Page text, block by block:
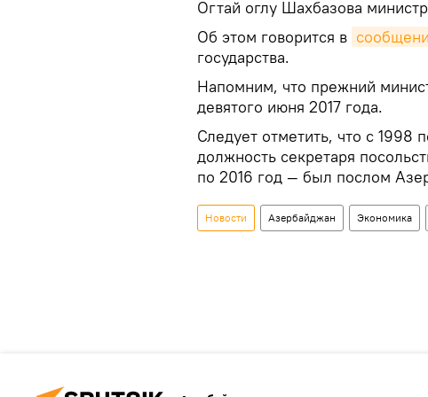
Огтай оглу Шахбазова
Об этом говорится в
государства.
Напомним, что прежний
девятого июня 2017 года.
Следует отметить, что с 1998
должность секретаря
по 2016 год — был послом
Новости Азербайджан Экономика